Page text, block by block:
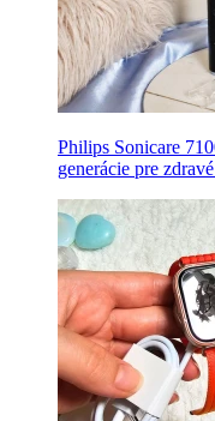
Philips Sonicare
generácie pre